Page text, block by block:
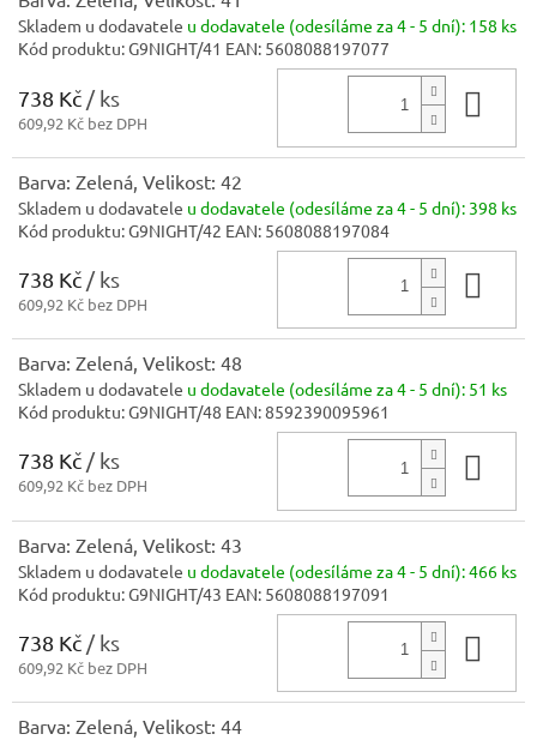
Skladem u dodavatele u dodavatele (odesíláme za 4 - 5 dní): 158 ks
Kód produktu:G9NIGHT/41 EAN: 5608088197077
738 Kč / ks
609,92 Kč bez DPH
Barva: Zelená, Velikost: 42
Skladem u dodavatele u dodavatele (odesíláme za 4 - 5 dní): 398 ks
Kód produktu:G9NIGHT/42 EAN: 5608088197084
738 Kč / ks
609,92 Kč bez DPH
Barva: Zelená, Velikost: 48
Skladem u dodavatele u dodavatele (odesíláme za 4 - 5 dní): 51 ks
Kód produktu:G9NIGHT/48 EAN:8592390095961
738 Kč / ks
609,92 Kč bez DPH
Barva: Zelená, Velikost: 43
Skladem u dodavatele u dodavatele (odesíláme za 4 - 5 dní):466 ks
Kód produktu:G9NIGHT/43 EAN: 5608088197091
738 Kč / ks
609,92 Kč bez DPH
Barva: Zelená, Velikost: 44